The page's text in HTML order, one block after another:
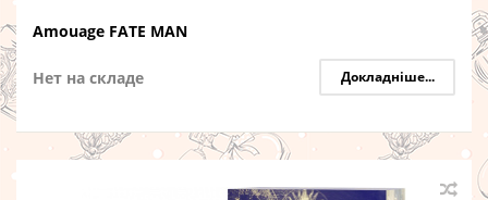
Amouage FATE MAN
Нет на складе Докладніше...